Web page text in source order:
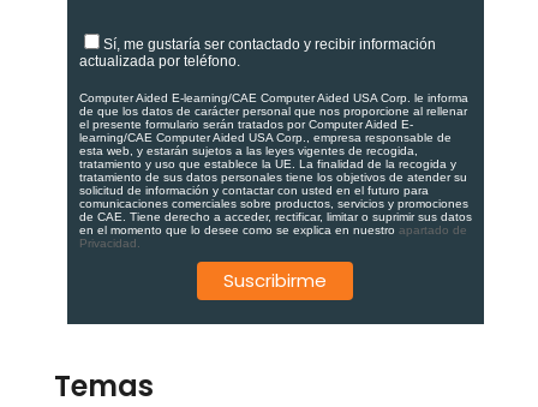
Sí, me gustaría ser contactado y recibir información
actualizada por teléfono.
Computer Aided E-learning/CAE Computer Aided USA Corp. le informa
de que los datos de carácter personal que nos proporcione al rellenar
el presente formulario serán tratados por Computer Aided E-
learning/CAE Computer Aided USA Corp., empresa responsable de
esta web, y estarán sujetos a las leyes vigentes de recogida,
tratamiento y uso que establece la UE. La finalidad de la recogida y
tratamiento de sus datos personales tiene los objetivos de atender su
solicitud de información y contactar con usted en el futuro para
comunicaciones comerciales sobre productos, servicios y promociones
de CAE. Tiene derecho a acceder, rectificar, limitar o suprimir sus datos
en el momento que lo desee como se explica en nuestro apartado de
Privacidad.
Temas